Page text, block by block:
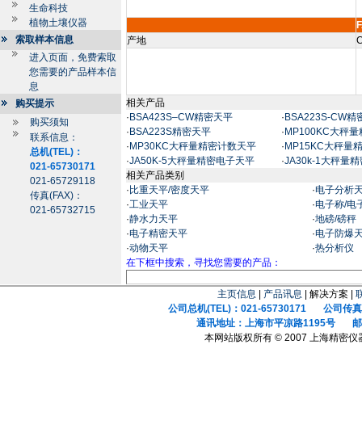
生命科技
植物土壤仪器
索取样本信息
进入页面，免费索取
您需要的产品样本信
息
购买提示
购买须知
联系信息：
总机(TEL)：
021-65730171
021-65729118
传真(FAX)：
021-65732715
产地
相关产品
· BSA423S–CW精密天平 · BSA223S-CW精
· BSA223S精密天平 · MP100KC大秤量
· MP30KC大秤量精密计数天平 · MP15KC大秤量
·JA50K-5大秤量精密电子天平 ·JA30k-1大秤量精
相关产品类别
· 比重天平/密度天平 ·电子分析
·工业天平 ·电子称/电
·静水力天平 ·地磅/磅秤
·电子精密天平 ·电子防爆
·动物天平 ·热分析仪
在下框中搜索，寻找您需要的产品：
主页信息 产品讯息 | 解决方案 |
公司总机(TEL)：021-65730171 公司传真
通讯地址：上海市平凉路1195号 邮
本网站版权所有 © 2007 上海精密仪